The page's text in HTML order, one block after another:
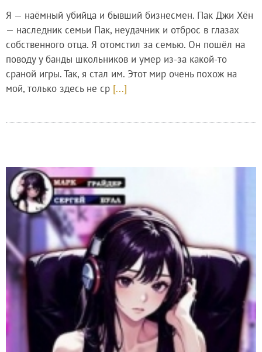
Я — наёмный убийца и бывший бизнесмен. Пак Джи Хён
— наследник семьи Пак, неудачник и отброс в глазах
собственного отца. Я отомстил за семью. Он пошёл на
поводу у банды школьников и умер из-за какой-то
сраной игры. Так, я стал им. Этот мир очень похож на
мой, только здесь не ср [...]